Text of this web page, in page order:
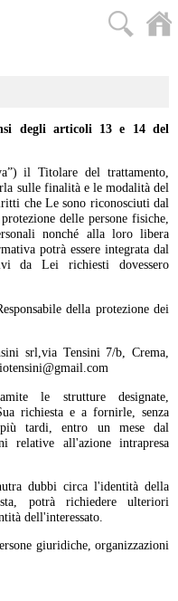
degli articoli 13 e 14 del
il Titolare del trattamento,
sulle finalità e le modalità del
che Le sono riconosciuti dal
delle persone fisiche,
nonché alla loro libera
potrà essere integrata dal
da Lei richiesti dovessero
della protezione dei
srl,via Tensini 7/b, Crema,
le strutture designate,
richiesta e a fornirle, senza
tardi, entro un mese dal
relative all'azione intrapresa
dubbi circa l'identità della
potrà richiedere ulteriori
dell'interessato.
giuridiche, organizzazioni